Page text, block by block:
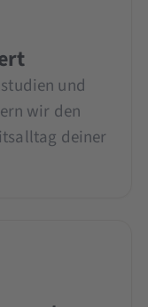
und
wir den
deiner